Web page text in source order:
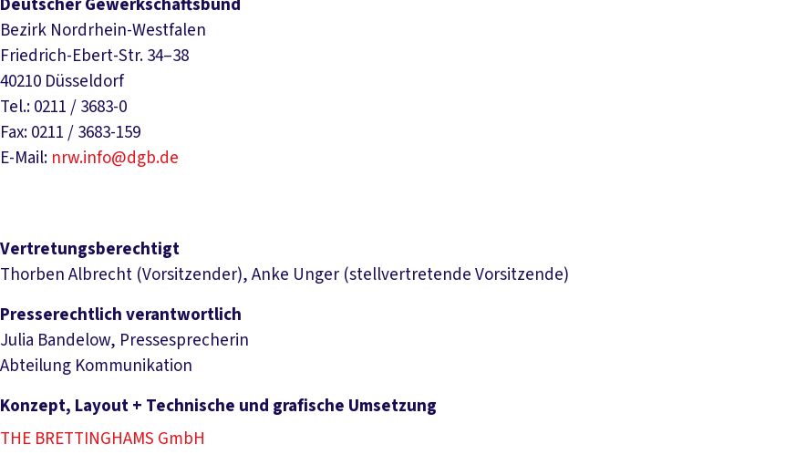
Deutscher Gewerkschaftsbund
Bezirk Nordrhein-Westfalen
Friedrich-Ebert-Str. 34–38
40210 Düsseldorf
Tel.: 0211 / 3683-0
Fax: 0211 / 3683-159
E-Mail: nrw.info@dgb.de
Vertretungsberechtigt
Thorben Albrecht (Vorsitzender), Anke Unger (stellvertretende Vorsitzende)
Presserechtlich verantwortlich
Julia Bandelow, Pressesprecherin
Abteilung Kommunikation
Konzept, Layout + Technische und grafische Umsetzung
THE BRETTINGHAMS GmbH